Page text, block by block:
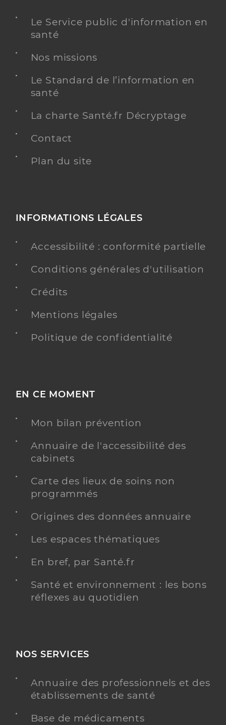
Le Service public d'information en
santé
Nos missions
Le Standard de l’information en
santé
La charte Santé.fr Décryptage
Contact
Plan du site
INFORMATIONS LÉGALES
Accessibilité : conformité partielle
Conditions générales d'utilisation
Crédits
Mentions légales
Politique de confidentialité
EN CE MOMENT
Mon bilan prévention
Annuaire de l'accessibilité des
cabinets
Carte des lieux de soins non
programmés
Origines des données annuaire
Les espaces thématiques
En bref, par Santé.fr
Santé et environnement : les bons
réflexes au quotidien
NOS SERVICES
Annuaire des professionnels et des
établissements de santé
Base de médicaments